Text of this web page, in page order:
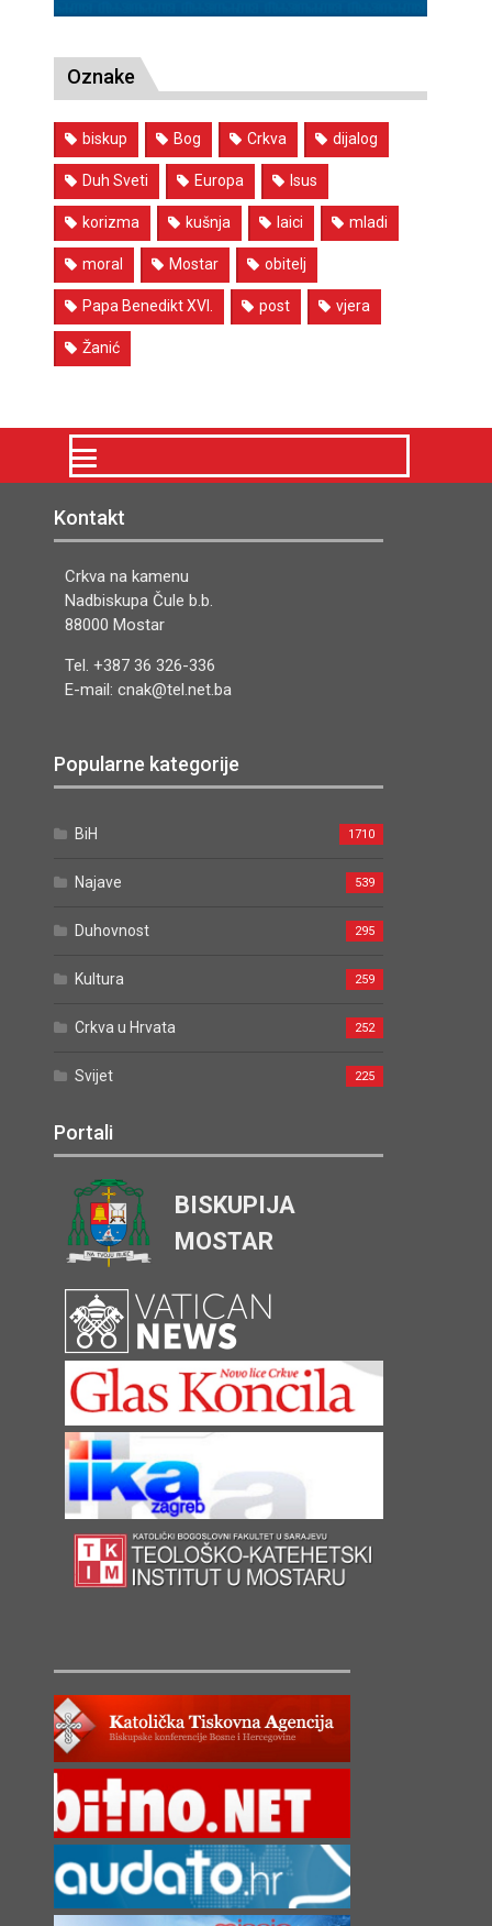
Oznake
biskup Bog Crkva dijalog
Duh Sveti Europa Isus
korizma kušnja laici mladi
moral Mostar obitelj
Papa Benedikt XVI. post vjera
Žanić
Kontakt
Crkva na kamenu
Nadbiskupa Čule b.b.
88000 Mostar
Tel. +387 36 326-336
E-mail: cnak@tel.net.ba
Popularne kategorije
BiH 1710
Najave 539
Duhovnost 295
Kultura 259
Crkva u Hrvata 252
Svijet 225
Portali
BISKUPIJA
MOSTAR